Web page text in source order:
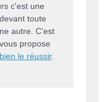
c'est une
toute
autre. C'est
propose
le réussir.